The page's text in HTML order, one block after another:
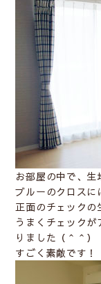
お部屋の中で、生
ブルーのクロスに
正面のチェックの
うまくチェック
りました（＾＾）
すごく素敵です！